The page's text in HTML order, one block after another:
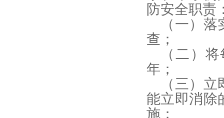
防安全职责
（一）
查；
（二）
年；
（三）
能立即消除
施；